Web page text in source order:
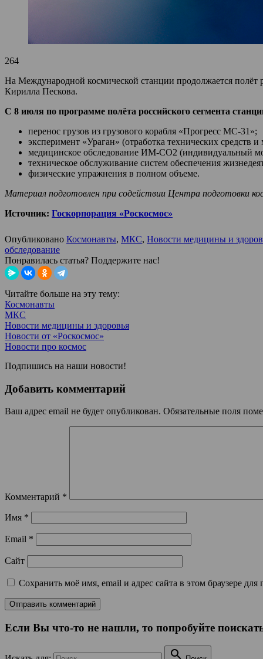
264
На Международной космической станции продолжается
Кирилла Пескова.
С 8 июля по программе полёта российского сегмента
перенос грузов из грузового корабля «Прогресс МС-31»;
эксперимент «Ураган» (отработка технических средств
медицинское обследование ИМ-CO2 (индивидуальный
техническое обслуживание систем обеспечения
физические упражнения в полном объеме.
Материал подготовлен при содействии Центра подготовки
Источник: Госкорпорация «Роскосмос»
Опубликовано Космонавты, МКС, Новости медицины и
обследование
Понравилась статья? Поддержите нас!
Читайте больше на эту тему:
Космонавты
МКС
Новости медицины и здоровья
Новости от «Роскосмос»
Новости про космос
Подпишись на наши новости!
Добавить комментарий
Ваш адрес email не будет опубликован. Обязательные поля
Комментарий *
Имя *
Email *
Сайт
Сохранить моё имя, email и адрес сайта в этом браузере
Если Вы что-то не нашли, то попробуйте
